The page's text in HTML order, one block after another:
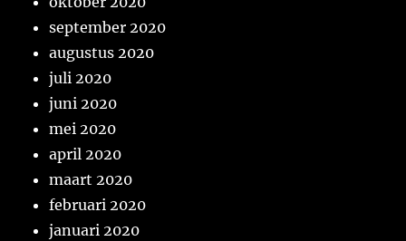
september 2020
augustus 2020
juli 2020
juni 2020
mei 2020
april 2020
maart 2020
februari 2020
januari 2020